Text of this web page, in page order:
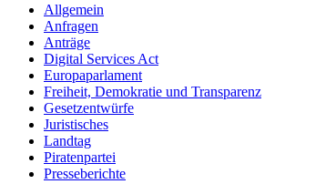
Allgemein
Anfragen
Anträge
Digital Services Act
Europaparlament
Freiheit, Demokratie und Transparenz
Gesetzentwürfe
Juristisches
Landtag
Piratenpartei
Presseberichte